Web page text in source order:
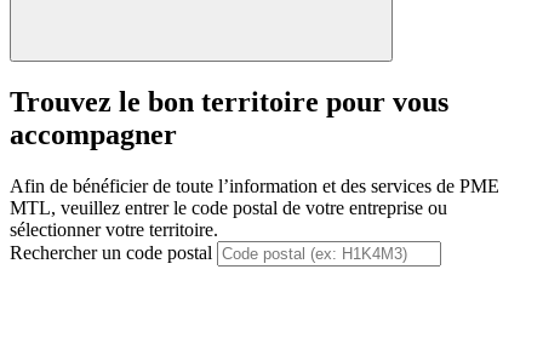
Trouvez le bon territoire pour vous
accompagner
Afin de bénéficier de toute l’information et des services de PME
MTL, veuillez entrer le code postal de votre entreprise ou
sélectionner votre territoire.
Rechercher un code postal